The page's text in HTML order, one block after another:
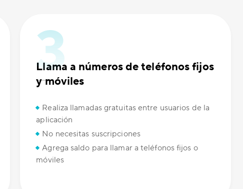
Llama a números de teléfonos fijos
y móviles
Realiza llamadas gratuitas entre usuarios de la
aplicación
No necesitas suscripciones
Agrega saldo para llamar a teléfonos fijos o
móviles